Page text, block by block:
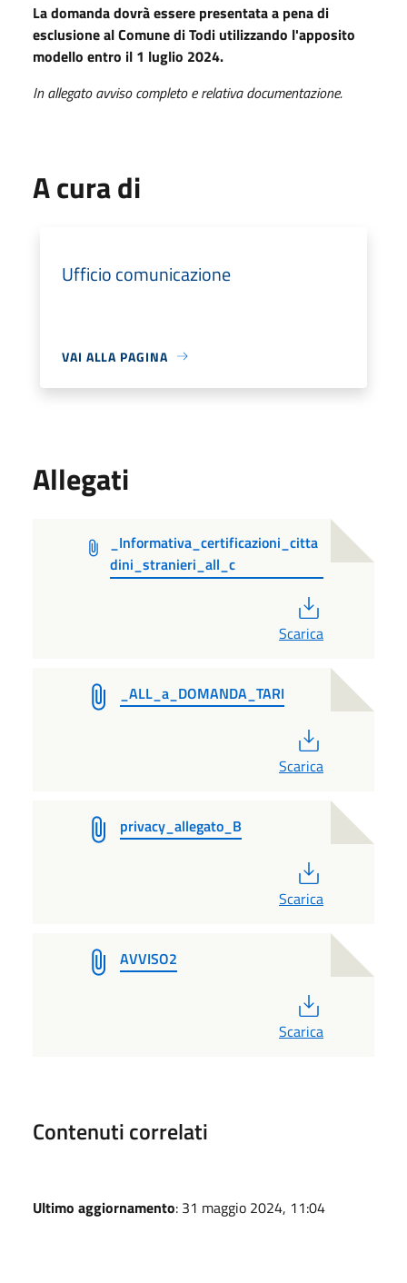
La domanda dovrà essere presentata a pena di
esclusione al Comune di Todi utilizzando l'apposito
modello entro il 1 luglio 2024.
In allegato avviso completo e relativa documentazione.
A cura di
Ufficio comunicazione
VAI ALLA PAGINA
Allegati
_Informativa_certificazioni_citta
dini_stranieri_all_c
Scarica
_ALL_a_DOMANDA_TARI
Scarica
privacy_allegato_B
Scarica
AVVISO2
Scarica
Contenuti correlati
Ultimo aggiornamento: 31 maggio 2024, 11:04